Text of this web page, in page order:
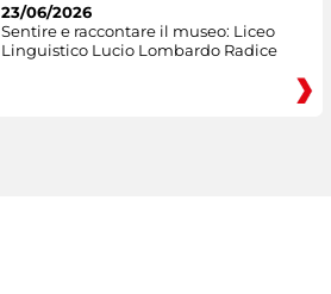
23/06/2026
Sentire e raccontare il museo: Liceo
Linguistico Lucio Lombardo Radice